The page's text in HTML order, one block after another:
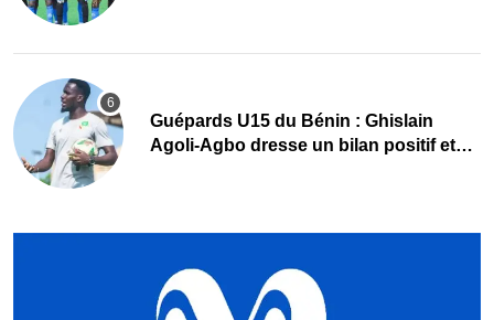
Guépards U15 du Bénin : Ghislain
Agoli-Agbo dresse un bilan positif et